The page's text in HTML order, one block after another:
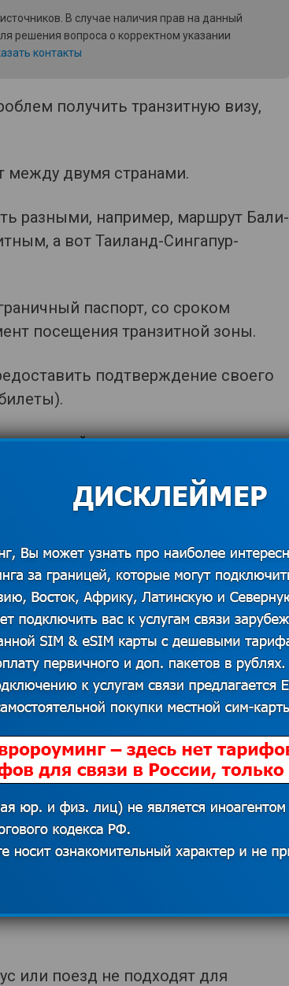
В случае наличия прав на данный
решения вопроса о корректном указании
контакты
получить транзитную визу,
между двумя странами.
разными, например, маршрут Бали-
а вот Таиланд-Сингапур-
паспорт, со сроком
посещения транзитной зоны.
подтверждение своего
В случае наличия прав на данный
решения вопроса о корректном указании
контакты
визу для третьей страны. Если же
следует сказать об этом
финансов. Возможно, придется
предъявить банковскую
более 96 часов.
правил нельзя исключать отказ.
так и не поставить визу для
контроля не нервничайте, не
Кроме того, будьте вежливыми,
или поезд не подходят для